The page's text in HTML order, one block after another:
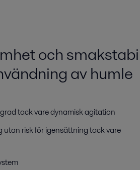
och
av humle
tack vare dynamisk agitation
risk för igensättning tack vare